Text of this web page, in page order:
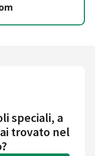
speciali, a
trovato nel